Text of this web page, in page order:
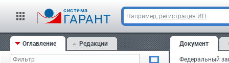
cистема
ГАРАНТ Например, регистрация ИП
Оглавление Редакции Документ